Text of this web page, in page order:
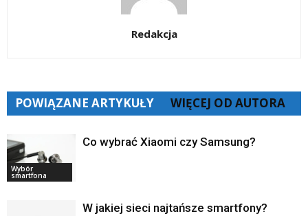
Redakcja
POWIĄZANE ARTYKUŁY WIĘCEJ OD AUTORA
Wybór
smartfona
Co wybrać Xiaomi czy Samsung?
W jakiej sieci najtańsze smartfony?